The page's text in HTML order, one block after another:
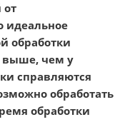
от
идеальное
обработки
выше, чем у
справляются
обработать
обработки